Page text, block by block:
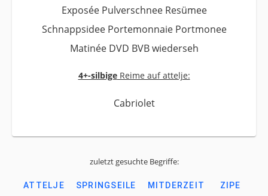
Exposée Pulverschnee Resümee
Schnappsidee Portemonnaie Portmonee
Matinée DVD BVB wiederseh
4+-silbigeReime auf attelje:
Cabriolet
zuletzt gesuchte Begriffe:
ATTELJE SPRINGSEILE MITDERZEIT ZIPE